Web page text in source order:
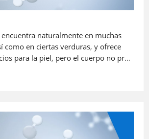
encuentra naturalmente en muchas
como en ciertas verduras, y ofrece
para la piel, pero el cuerpo no pr…